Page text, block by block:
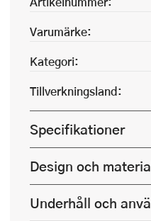
Varumärke:
Kategori:
Tillverkningsland:
Specifikationer
Design och
Underhåll och